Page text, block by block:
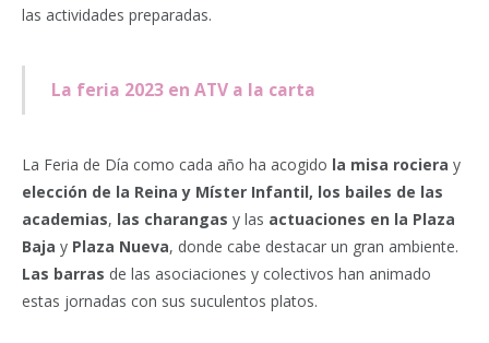
las actividades preparadas.
La feria 2023 en ATV a la carta
La Feria de Día como cada año ha acogido la misa rociera y
elección de la Reina y Míster Infantil, los bailes de las
academias, las charangas y las actuaciones en la Plaza
Baja y Plaza Nueva, donde cabe destacar un gran ambiente.
Las barras de las asociaciones y colectivos han animado
estas jornadas con sus suculentos platos.